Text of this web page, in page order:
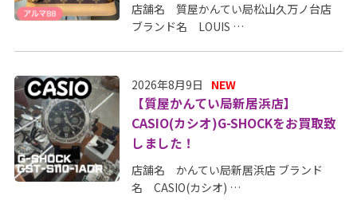
店舗名 質屋かんてい局松山久万ノ台店
ブランド名 LOUIS …
2026年8月9日 NEW
【質屋かんてい局新居浜店】
CASIO(カシオ)G-SHOCKをお買取致
しました！
店舗名 かんてい局新居浜店 ブランド
名 CASIO(カシオ) …